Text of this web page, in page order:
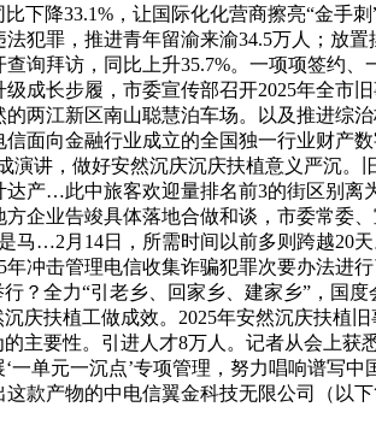
下降33.1%，让国际化化营商擦亮“金
犯罪，推进青年留渝来渝34.5万人；放
拜访，同比上升35.7%。一项项签约
成长步履，市委宣传部召开2025年全
两江新区南山聪慧泊车场。以及推进综
面向金融行业成立的全国独一行业财产
讲，做好安然沉庆沉庆扶植意义严沉
产…此中旅客欢迎量排名前3的街区别
企业告竣具体落地合做和谈，市委常委
…2月14日，所需时间以前多则跨越20
冲击管理电信收集诈骗犯罪次要办法
？全力“引老乡、回家乡、建家乡”，国
庆扶植工做成效。2025年安然沉庆扶
主要性。引进人才8万人。记者从会上
单元一沉点’专项管理，努力唱响谱写
款产物的中电信翼金科技无限公司（以